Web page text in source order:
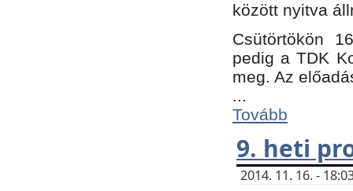
között nyitva
Csütörtökön
pedig a TDK
meg. Az
...
Tovább
9. heti
2014. 11. 16. -